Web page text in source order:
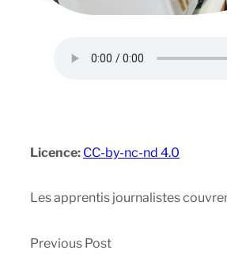
Licence: CC-by-nc-nd 4.0
Les apprentis journalistes
Previous Post